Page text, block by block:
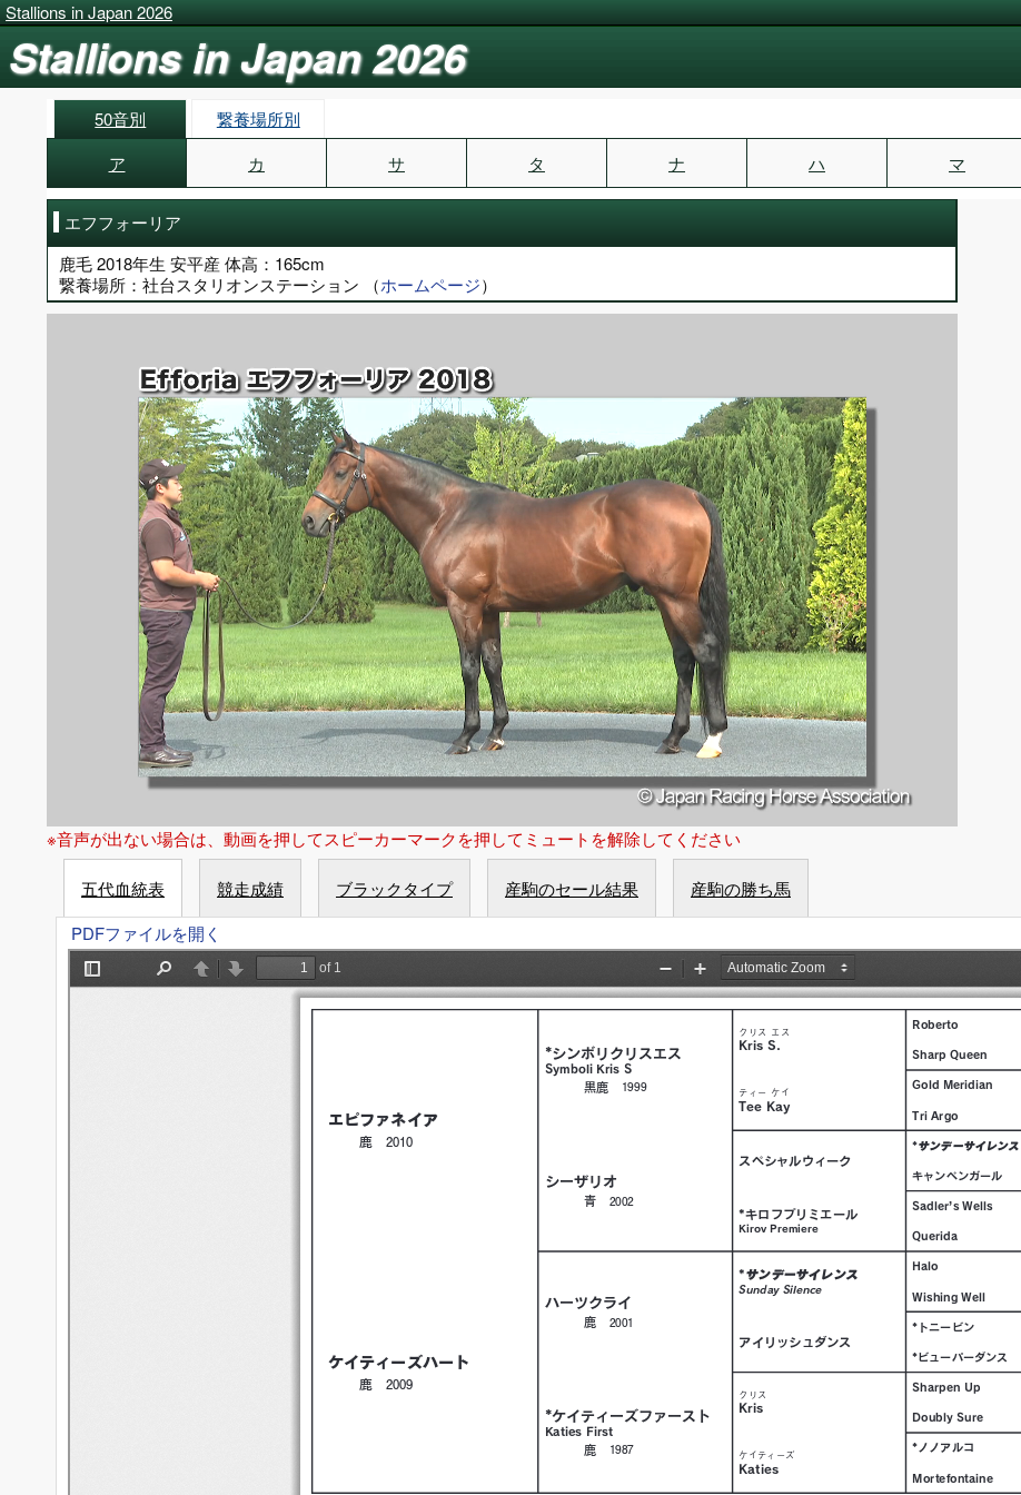
Stallions in Japan 2026
Stallions in Japan 2026
50音別
繋養場所別
ア
カ サ タ ナ ハ マ
エフフォーリア
鹿毛 2018年生 安平産 体高：165cm
繋養場所：社台スタリオンステーション （ホームページ）
※音声が出ない場合は、動画を押してスピーカーマークを押してミュートを解除してください
五代血統表 競走成績 ブラックタイプ 産駒のセール結果
産駒の勝ち馬
PDFファイルを開く